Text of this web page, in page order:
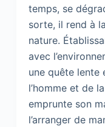
temps, se
sorte, il rend à
nature.
avec
une quête lente
l’homme et de
emprunte son
l’arranger de